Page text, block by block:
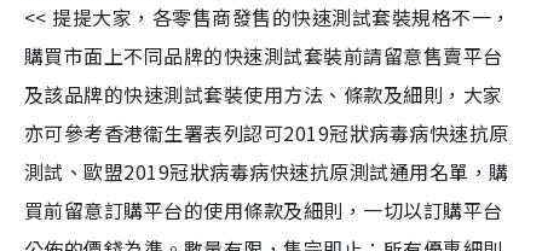
<< 提提大家，各零售商發售的快速測試套裝規格不一，
購買市面上不同品牌的快速測試套裝前請留意售賣平台
及該品牌的快速測試套裝使用方法、條款及細則，大家
亦可參考香港衞生署表列認可2019冠狀病毒病快速抗原
測試、歐盟2019冠狀病毒病快速抗原測試通用名單，購
買前留意訂購平台的使用條款及細則，一切以訂購平台